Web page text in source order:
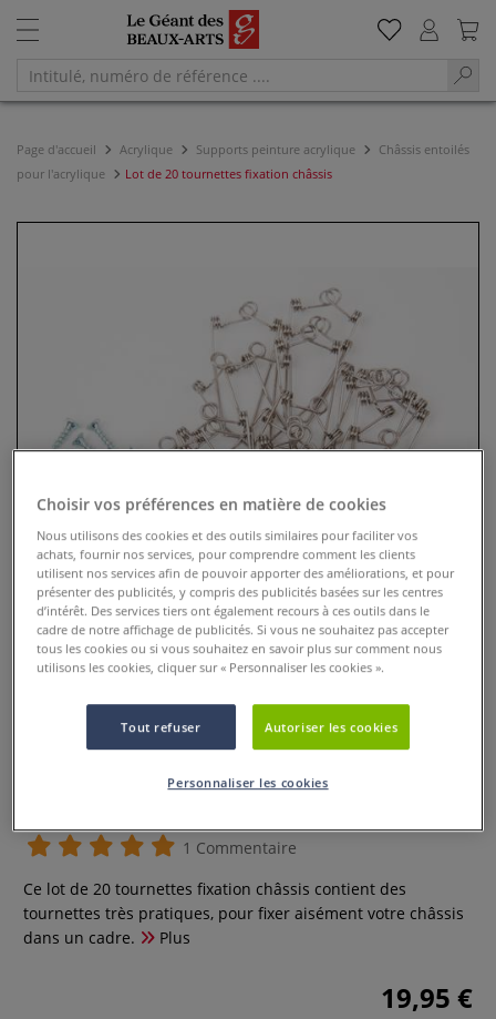
Page d'accueil Acrylique Supports peinture acrylique
Châssis entoilés
pour l'acrylique
Lot de 20 tournettes fixation châssis
Lot de 20 tournettes fixation
1 Commentaire
Ce lot de 20 tournettes fixation châssis contient des
tournettes très pratiques, pour fixer aisément votre châssis
dans un cadre.
Plus
19,95 €
Choisir vos préférences en matière de cookies
Nous utilisons des cookies et des outils similaires pour faciliter vos
achats, fournir nos services, pour comprendre comment les clients
utilisent nos services afin de pouvoir apporter des améliorations, et pour
présenter des publicités, y compris des publicités basées sur les centres
d’intérêt. Des services tiers ont également recours à ces outils dans le
cadre de notre affichage de publicités. Si vous ne souhaitez pas accepter
tous les cookies ou si vous souhaitez en savoir plus sur comment nous
utilisons les cookies, cliquer sur « Personnaliser les cookies ».
Tout refuser Autoriser les cookies
Personnaliser les cookies